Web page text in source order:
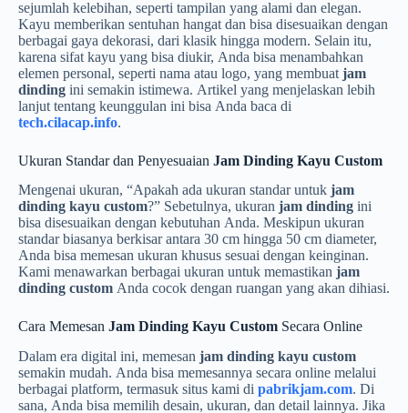
sejumlah kelebihan, seperti tampilan yang alami dan elegan.
Kayu memberikan sentuhan hangat dan bisa disesuaikan dengan
berbagai gaya dekorasi, dari klasik hingga modern. Selain itu,
karena sifat kayu yang bisa diukir, Anda bisa menambahkan
elemen personal, seperti nama atau logo, yang membuat jam
dinding ini semakin istimewa. Artikel yang menjelaskan lebih
lanjut tentang keunggulan ini bisa Anda baca di
tech.cilacap.info.
Ukuran Standar dan Penyesuaian Jam Dinding Kayu Custom
Mengenai ukuran, “Apakah ada ukuran standar untuk jam
dinding kayu custom?” Sebetulnya, ukuran jam dinding ini
bisa disesuaikan dengan kebutuhan Anda. Meskipun ukuran
standar biasanya berkisar antara 30 cm hingga 50 cm diameter,
Anda bisa memesan ukuran khusus sesuai dengan keinginan.
Kami menawarkan berbagai ukuran untuk memastikan jam
dinding custom Anda cocok dengan ruangan yang akan dihiasi.
Cara Memesan Jam Dinding Kayu Custom Secara Online
Dalam era digital ini, memesan jam dinding kayu custom
semakin mudah. Anda bisa memesannya secara online melalui
berbagai platform, termasuk situs kami di pabrikjam.com. Di
sana, Anda bisa memilih desain, ukuran, dan detail lainnya. Jika